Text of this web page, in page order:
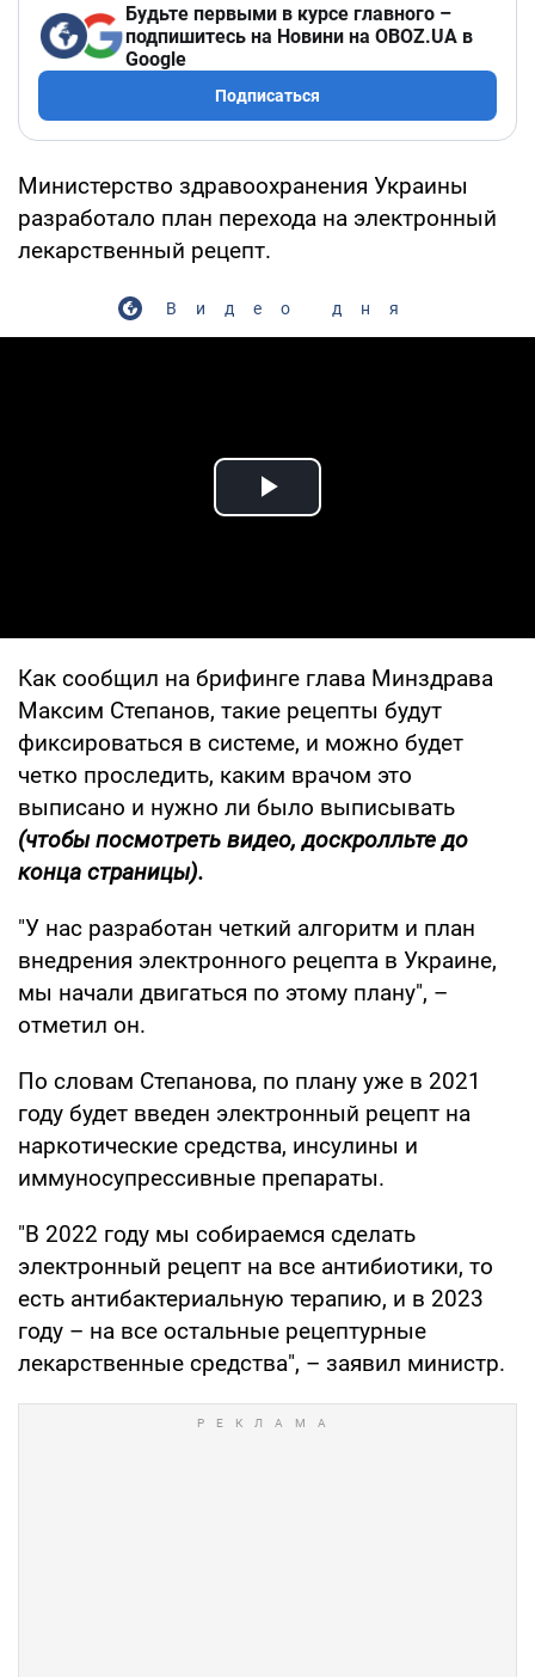
Будьте первыми в курсе главного –
подпишитесь на Новини на OBOZ.UA в
Google
Подписаться
Министерство здравоохранения Украины
разработало план перехода на электронный
лекарственный рецепт.
Видео дня
Play Video
Как сообщил на брифинге глава Минздрава
Максим Степанов, такие рецепты будут
фиксироваться в системе, и можно будет
четко проследить, каким врачом это
выписано и нужно ли было выписывать
(чтобы посмотреть видео, доскролльте до
конца страницы).
"У нас разработан четкий алгоритм и план
внедрения электронного рецепта в Украине,
мы начали двигаться по этому плану", –
отметил он.
По словам Степанова, по плану уже в 2021
году будет введен электронный рецепт на
наркотические средства, инсулины и
иммуносупрессивные препараты.
"В 2022 году мы собираемся сделать
электронный рецепт на все антибиотики, то
есть антибактериальную терапию, и в 2023
году – на все остальные рецептурные
лекарственные средства", – заявил министр.